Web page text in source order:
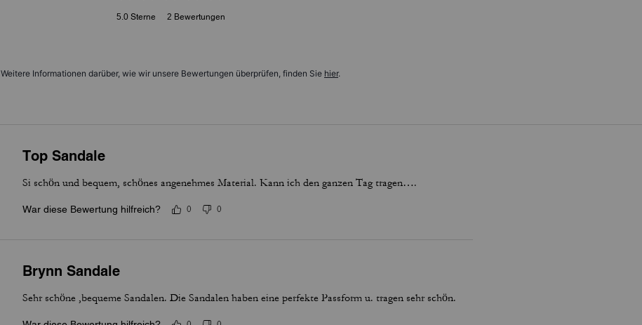
5.0 Sterne 2 Bewertungen
Weitere Informationen darüber, wie wir unsere Bewertungen überprüfen, finden Sie hier.
Top Sandale
Si schön und bequem, schönes angenehmes Material. Kann ich den ganzen Tag tragen….
War diese Bewertung hilfreich? 0 0
Brynn Sandale
Sehr schöne ,bequeme Sandalen. Die Sandalen haben eine perfekte Passform u. tragen sehr schön.